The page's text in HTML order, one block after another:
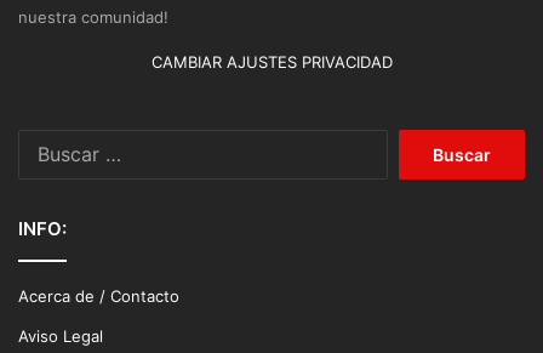
nuestra comunidad!
CAMBIAR AJUSTES PRIVACIDAD
INFO:
Acerca de / Contacto
Aviso Legal